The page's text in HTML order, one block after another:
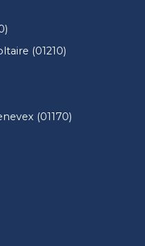
(01210)
(01170)